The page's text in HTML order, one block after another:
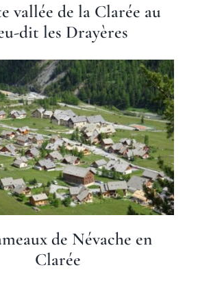
vallée de la Clarée au
dit les Drayères
de Névache en
Clarée